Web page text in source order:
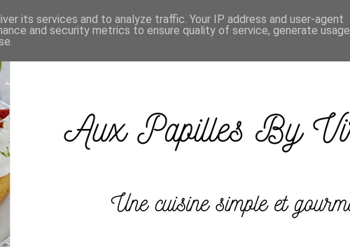
its services and to analyze traffic. Your IP address and user-agent
and security metrics to ensure quality of service, generate usage